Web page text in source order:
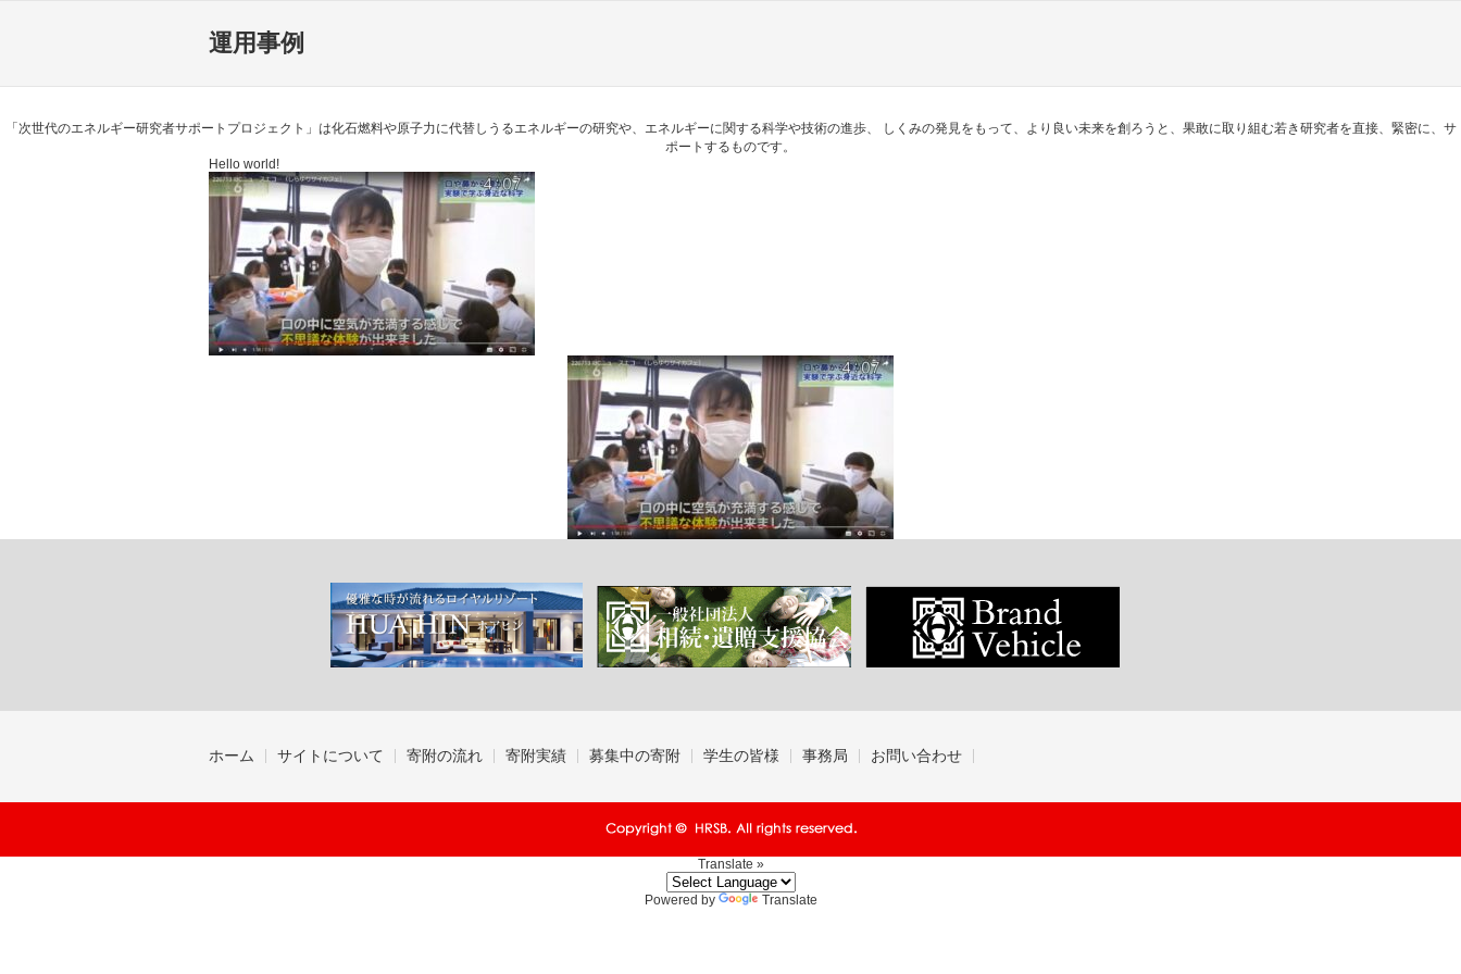
運用事例
「次世代のエネルギー研究者サポートプロジェクト」は化石燃料や原子力に代替しうるエネルギーの研究や、エネルギーに関する科学や技術の進歩、 しくみの発見をもって、より良い未来を創ろうと、果敢に取り組む若き研究者を直接、緊密に、サ
ポートするものです。
Hello world!
ホーム サイトについて 寄附の流れ 寄附実績 募集中の寄附 学生の皆様 事務局 お問い合わせ
Translate »
Powered by Translate